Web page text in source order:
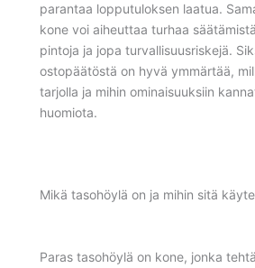
parantaa lopputuloksen laatua.
kone voi aiheuttaa turhaa
pintoja ja jopa turvallisuusriskejä.
ostopäätöstä on hyvä ymmärtää,
tarjolla ja mihin ominaisuuksiin
huomiota.
Mikä tasohöylä on ja mihin sitä
Paras tasohöylä on kone, jonka